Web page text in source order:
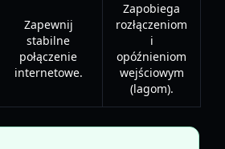
Zapewnij
stabilne
połączenie
internetowe.
Zapobiega
rozłączeniom
i
opóźnieniom
wejściowym
(lagom).